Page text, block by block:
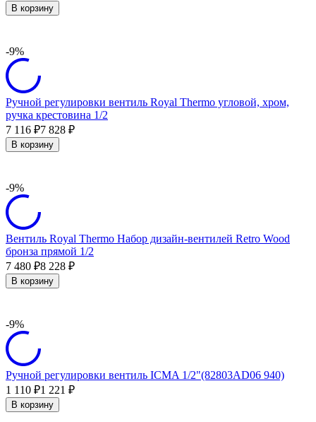
В корзину
-9%
Ручной регулировки вентиль Royal Thermo угловой, хром,
ручка крестовина 1/2
7 116 ₽7 828 ₽
В корзину
-9%
Вентиль Royal Thermo Набор дизайн-вентилей Retro Wood
бронза прямой 1/2
7 480 ₽8 228 ₽
В корзину
-9%
Ручной регулировки вентиль ICMA 1/2"(82803AD06 940)
1 110 ₽1 221 ₽
В корзину